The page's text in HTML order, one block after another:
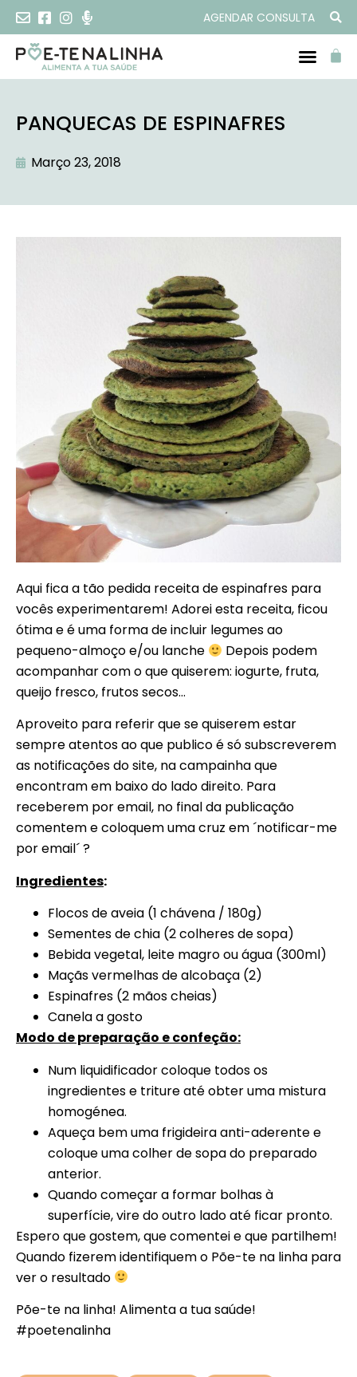
AGENDAR CONSULTA
PANQUECAS DE ESPINAFRES
Março 23, 2018
Aqui fica a tão pedida receita de espinafres para
vocês experimentarem! Adorei esta receita, ficou
ótima e é uma forma de incluir legumes ao
pequeno-almoço e/ou lanche
Depois podem
acompanhar com o que quiserem: iogurte, fruta,
queijo fresco, frutos secos…
Aproveito para referir que se quiserem estar
sempre atentos ao que publico é só subscreverem
as notificações do site, na campainha que
encontram em baixo do lado direito. Para
receberem por email, no final da publicação
comentem e coloquem uma cruz em ´notificar-me
por email´ ?
Ingredientes:
Flocos de aveia (1 chávena / 180g)
Sementes de chia (2 colheres de sopa)
Bebida vegetal, leite magro ou água (300ml)
Maçãs vermelhas de alcobaça (2)
Espinafres (2 mãos cheias)
Canela a gosto
Modo de preparação e confeção:
Num liquidificador coloque todos os
ingredientes e triture até obter uma mistura
homogénea.
Aqueça bem uma frigideira anti-aderente e
coloque uma colher de sopa do preparado
anterior.
Quando começar a formar bolhas à
superfície, vire do outro lado até ficar pronto.
Espero que gostem, que comentei e que partilhem!
Quando fizerem identifiquem o Põe-te na linha para
ver o resultado
Põe-te na linha! Alimenta a tua saúde!
#poetenalinha